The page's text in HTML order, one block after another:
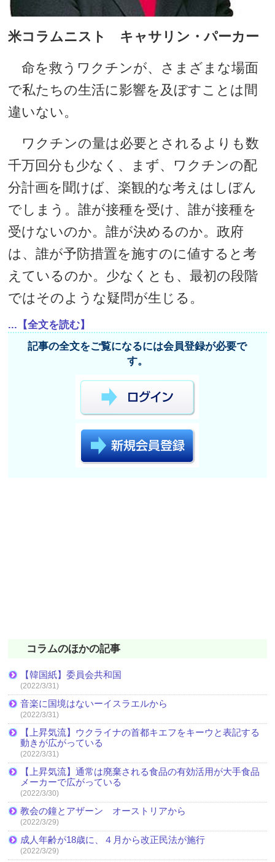
米コラムニスト キャサリン・パーカー
命を救うワクチンが、さまざまな場面
で私たちの生活に影響を及ぼすことは間
違いない。
ワクチンの量は必要とされるよりも数
千万回分も少なく、まず、ワクチンの配
分計画を聞けば、楽観的な考えはしぼん
でしまう。誰が接種を受け、誰が接種を
受けないのか。誰が決めるのか。政府
は、誰が予防措置を施すのに値すると考
えているのか。少なくとも、最初の段階
ではそのような疑問が生じる。
...【全文を読む】
記事の全文をご覧になるには会員登録が必要で
す。
コラムのほかの記事
【韓国紙】委員会共和国
(2022/3/31)
音楽に国境はないーイスラエルから
(2022/3/31)
【上昇気流】ウクライナの首都キエフをキーウと表記する
動きが広がっている
(2022/3/31)
【上昇気流】通常は廃棄される食品の有効活用が大手食品
メーカーで広がっている
(2022/3/30)
教会の鐘とアザーン オーストリアから
(2022/3/29)
成人年齢が18歳に、４月から改正民法が施行
(2022/3/29)